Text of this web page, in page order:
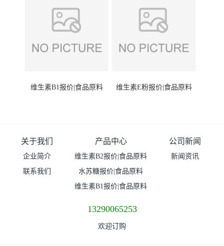
维生素B1报价|食品原料 维生素E粉报价|食品原料
关于我们
企业简介
联系我们
产品中心
维生素B2报价|食品原料
水苏糖报价|食品原料
维生素B1报价|食品原料
公司新闻
新闻资讯
13290065253
欢迎订购